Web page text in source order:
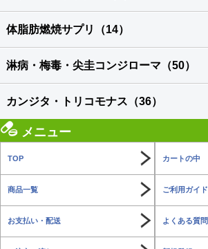
体脂肪燃焼サプリ（14）
淋病・梅毒・尖圭コンジローマ（50）
カンジタ・トリコモナス（36）
メニュー
TOP カートの中
商品一覧 ご利用ガイド
お支払い・配送 よくある質問